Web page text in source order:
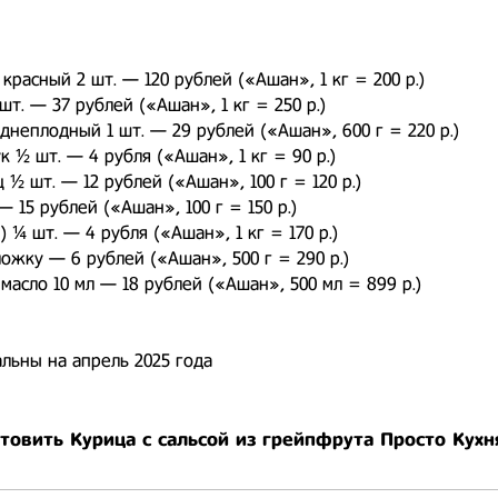
2 шт. — 120 рублей («Ашан», 1 кг = 200 р.)
— 37 рублей («Ашан», 1 кг = 250 р.)
1 шт. — 29 рублей («Ашан», 600 г = 220 р.)
½ шт. — 4 рубля («Ашан», 1 кг = 90 р.)
½ шт. — 12 рублей («Ашан», 100 г = 120 р.)
15 рублей («Ашан», 100 г = 150 р.)
¼ шт. — 4 рубля («Ашан», 1 кг = 170 р.)
— 6 рублей («Ашан», 500 г = 290 р.)
10 мл — 18 рублей («Ашан», 500 мл = 899 р.)
на апрель 2025 года
Курица с сальсой из грейпфрута Просто